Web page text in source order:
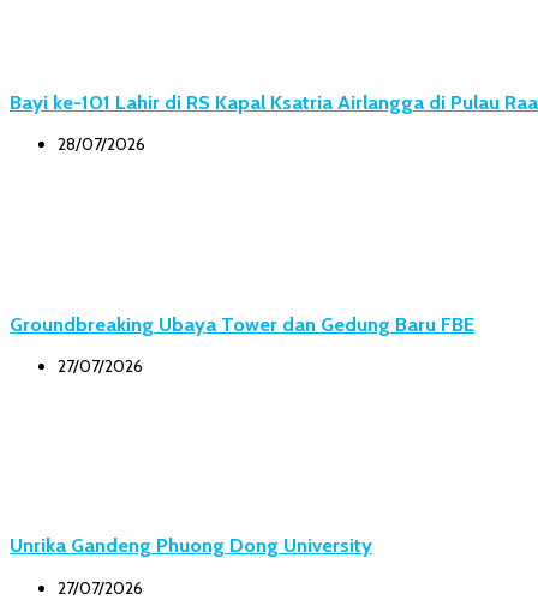
Bayi ke-101 Lahir di RS Kapal Ksatria Airlangga di Pulau
28/07/2026
Groundbreaking Ubaya Tower dan Gedung Baru FBE
27/07/2026
Unrika Gandeng Phuong Dong University
27/07/2026